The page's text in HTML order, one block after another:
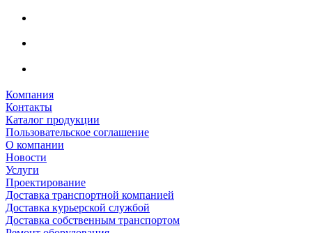
Компания
Контакты
Каталог продукции
Пользовательское соглашение
О компании
Новости
Услуги
Проектирование
Доставка транспортной компанией
Доставка курьерской службой
Доставка собственным транспортом